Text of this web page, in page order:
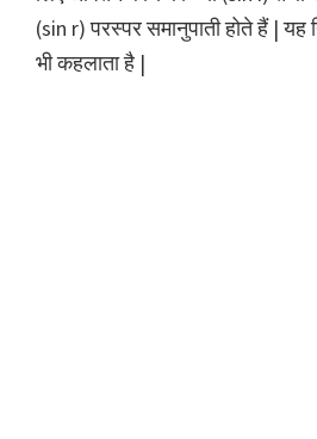
(sin r) परस्पर समानुपाती होते हैं | यह
भी कहलाता है |